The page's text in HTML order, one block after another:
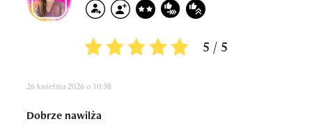
5 / 5
26 kwietnia 2026 o 10:38
Dobrze nawilża